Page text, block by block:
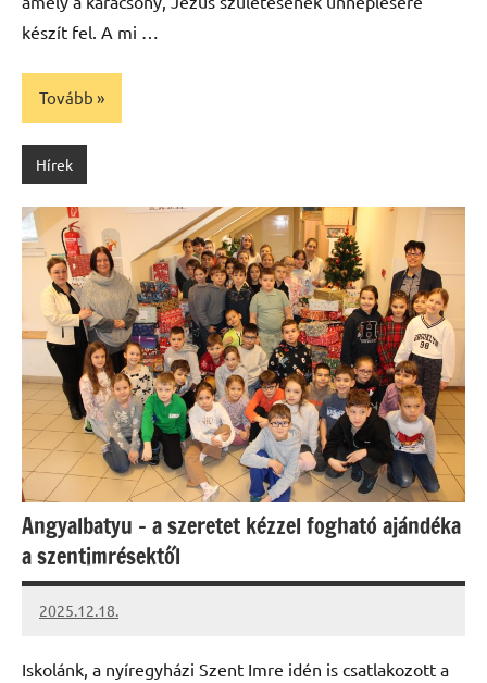
készít fel. A mi …
Tovább
Hírek
Angyalbatyu – a szeretet kézzel fogható ajándéka
a szentimrésektől
2025.12.18.
Leiszt
Iskolánk, a nyíregyházi Szent Imre idén is csatlakozott a